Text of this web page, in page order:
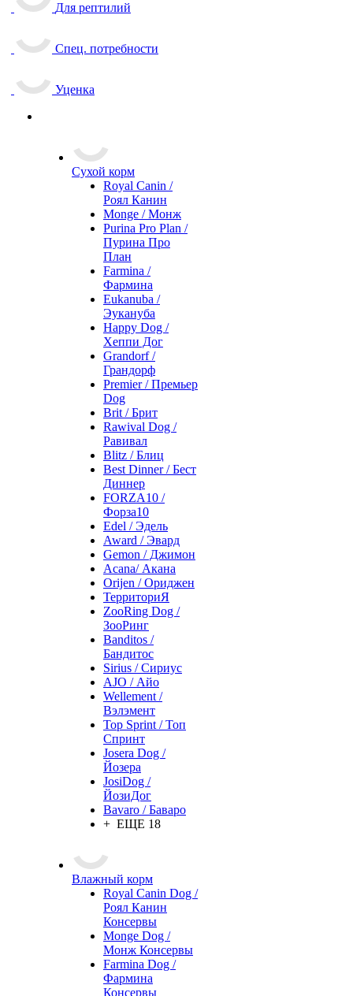
Для рептилий
Спец. потребности
Уценка
Сухой корм
Royal Canin /
Роял Канин
Monge / Монж
Purina Pro Plan /
Пурина Про
План
Farmina /
Фармина
Eukanuba /
Эукануба
Happy Dog /
Хеппи Дог
Grandorf /
Грандорф
Premier / Премьер
Dog
Brit / Брит
Rawival Dog /
Равивал
Blitz / Блиц
Best Dinner / Бест
Диннер
FORZA10 /
Форза10
Edel / Эдель
Award / Эвард
Gemon / Джимон
Acana/ Акана
Orijen / Ориджен
ТерриториЯ
ZooRing Dog /
ЗооРинг
Banditos /
Бандитос
Sirius / Сириус
AJO / Айо
Wellement /
Вэлэмент
Top Sprint / Топ
Спринт
Josera Dog /
Йозера
JosiDog /
ЙозиДог
Bavaro / Баваро
+ ЕЩЕ 18
Влажный корм
Royal Canin Dog /
Роял Канин
Консервы
Monge Dog /
Монж Консервы
Farmina Dog /
Фармина
Консервы